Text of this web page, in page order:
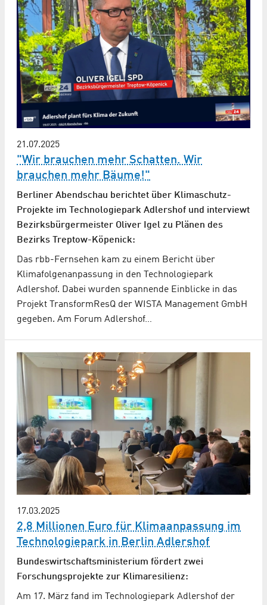
21.07.2025
"Wir brauchen mehr Schatten. Wir
brauchen mehr Bäume!"
Berliner Abendschau berichtet über Klimaschutz-
Projekte im Technologiepark Adlershof und interviewt
Bezirksbürgermeister Oliver Igel zu Plänen des
Bezirks Treptow-Köpenick:
Das rbb-Fernsehen kam zu einem Bericht über
Klimafolgenanpassung in den Technologiepark
Adlershof. Dabei wurden spannende Einblicke in das
Projekt TransformResQ der WISTA Management GmbH
gegeben. Am Forum Adlershof…
17.03.2025
2,8 Millionen Euro für Klimaanpassung im
Technologiepark in Berlin Adlershof
Bundes­wirtschafts­ministerium fördert zwei
Forschungsprojekte zur Klimaresilienz:
Am 17. März fand im Technologiepark Adlershof der